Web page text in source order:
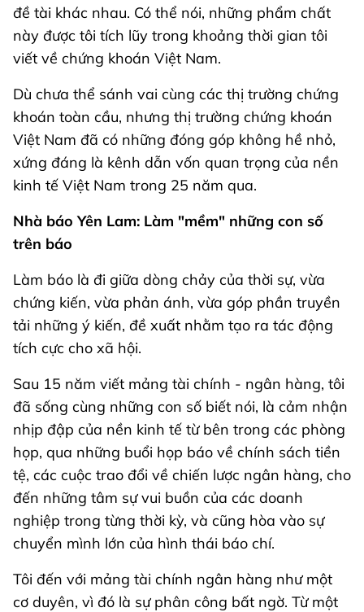
đề tài khác nhau. Có thể nói, những phẩm chất
này được tôi tích lũy trong khoảng thời gian tôi
viết về chứng khoán Việt Nam.
Dù chưa thể sánh vai cùng các thị trường chứng
khoán toàn cầu, nhưng thị trường chứng khoán
Việt Nam đã có những đóng góp không hề nhỏ,
xứng đáng là kênh dẫn vốn quan trọng của nền
kinh tế Việt Nam trong 25 năm qua.
Nhà báo Yên Lam: Làm "mềm" những con số
trên báo
Làm báo là đi giữa dòng chảy của thời sự, vừa
chứng kiến, vừa phản ánh, vừa góp phần truyền
tải những ý kiến, đề xuất nhằm tạo ra tác động
tích cực cho xã hội.
Sau 15 năm viết mảng tài chính - ngân hàng, tôi
đã sống cùng những con số biết nói, là cảm nhận
nhịp đập của nền kinh tế từ bên trong các phòng
họp, qua những buổi họp báo về chính sách tiền
tệ, các cuộc trao đổi về chiến lược ngân hàng, cho
đến những tâm sự vui buồn của các doanh
nghiệp trong từng thời kỳ, và cũng hòa vào sự
chuyển mình lớn của hình thái báo chí.
Tôi đến với mảng tài chính ngân hàng như một
cơ duyên, vì đó là sự phân công bất ngờ. Từ một